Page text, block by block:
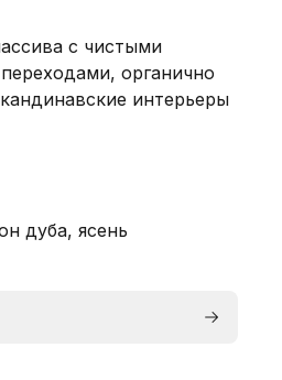
с чистыми
органично
интерьеры
дуба, ясень